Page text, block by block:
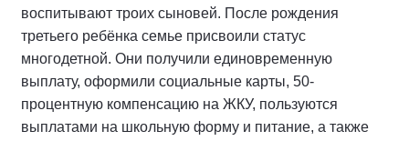
воспитывают троих сыновей. После рождения
третьего ребёнка семье присвоили статус
многодетной. Они получили единовременную
выплату, оформили социальные карты, 50-
процентную компенсацию на ЖКУ, пользуются
выплатами на школьную форму и питание, а также